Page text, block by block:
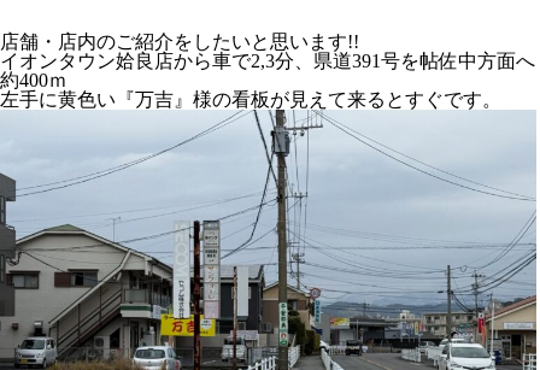
店舗・店内のご紹介をしたいと思います!!
イオンタウン姶良店から車で2,3分、県道391号を帖佐中方面へ
約400ｍ
左手に黄色い『万吉』様の看板が見えて来るとすぐです。